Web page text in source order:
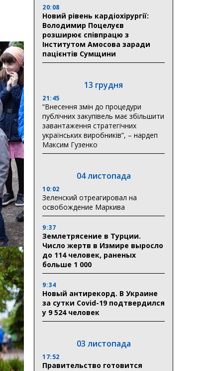
20:08
Новий рівень кардіохірургії:
Володимир Поцелуєв
розширює співпрацю з
Інститутом Амосова заради
пацієнтів Сумщини
13 грудня
21:45
“Внесення змін до процедури
публічних закупівель має збільшити
завантаження стратегічних
українських виробників”, – нардеп
Максим Гузенко
04 листопада
10:02
Зеленский отреагировал на
освобождение Маркива
9:37
Землетрясение в Турции.
Число жертв в Измире выросло
до 114 человек, раненых
больше 1 000
9:34
Новый антирекорд. В Украине
за сутки Covid-19 подтвердился
у 9 524 человек
03 листопада
17:52
Правительство готовится